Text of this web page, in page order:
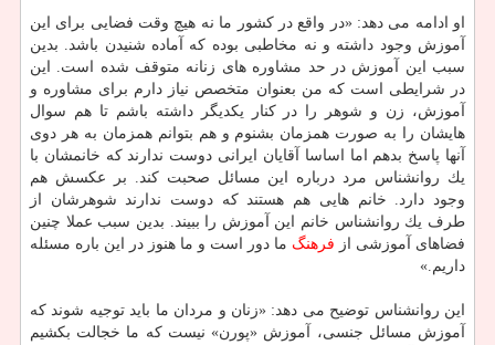
او ادامه می دهد: «در واقع در كشور ما نه هیچ وقت فضایی برای این
آموزش وجود داشته و نه مخاطبی بوده كه آماده شنیدن باشد. بدین
سبب این آموزش در حد مشاوره های زنانه متوقف شده است. این
در شرایطی است كه من بعنوان متخصص نیاز دارم برای مشاوره و
آموزش، زن و شوهر را در كنار یكدیگر داشته باشم تا هم سوال
هایشان را به صورت همزمان بشنوم و هم بتوانم همزمان به هر دوی
آنها پاسخ بدهم اما اساسا آقایان ایرانی دوست ندارند كه خانمشان با
یك روانشناس مرد درباره این مسائل صحبت كند. بر عكسش هم
وجود دارد. خانم هایی هم هستند كه دوست ندارند شوهرشان از
طرف یك روانشناس خانم این آموزش را ببیند. بدین سبب عملا چنین
فضاهای آموزشی از فرهنگ ما دور است و ما هنوز در این باره مسئله
داریم.»
این روانشناس توضیح می دهد: «زنان و مردان ما باید توجیه شوند كه
آموزش مسائل جنسی، آموزش «پورن» نیست كه ما خجالت بكشیم